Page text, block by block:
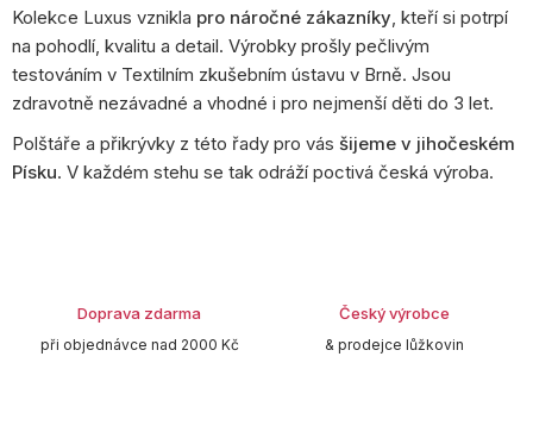
Kolekce Luxus vznikla pro náročné zákazníky, kteří si potrpí
na pohodlí, kvalitu a detail. Výrobky prošly pečlivým
testováním v Textilním zkušebním ústavu v Brně. Jsou
zdravotně nezávadné a vhodné i pro nejmenší děti do 3 let.
Polštáře a přikrývky z této řady pro vás šijeme v jihočeském
Písku. V každém stehu se tak odráží poctivá česká výroba.
Doprava zdarma
při objednávce nad 2000 Kč
Český výrobce
& prodejce lůžkovin